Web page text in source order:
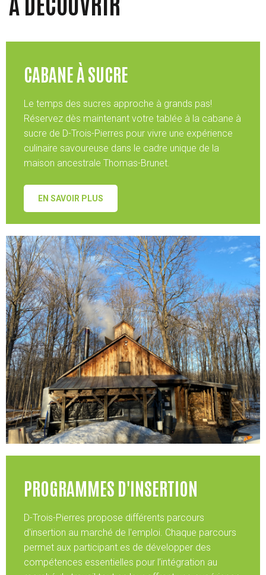
CABANE À SUCRE
Le temps des sucres approche à grands pas!
Réservez dès maintenant votre tablée à la cabane à
sucre de D-Trois-Pierres pour vivre une expérience
culinaire savoureuse dans le cadre unique de la
maison ancestrale Thomas-Brunet.
EN SAVOIR PLUS
PROGRAMMES D'INSERTION
D-Trois-Pierres propose différents parcours
d'insertion au marché de l'emploi. Chaque parcours
permet aux participant.es de développer des
compétences essentielles pour l’intégration au